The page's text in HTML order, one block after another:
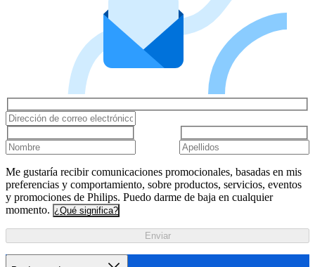
Me gustaría recibir comunicaciones promocionales, basadas en mis
preferencias y comportamiento, sobre productos, servicios, eventos
y promociones de Philips. Puedo darme de baja en cualquier
momento. ¿Qué significa?
Enviar